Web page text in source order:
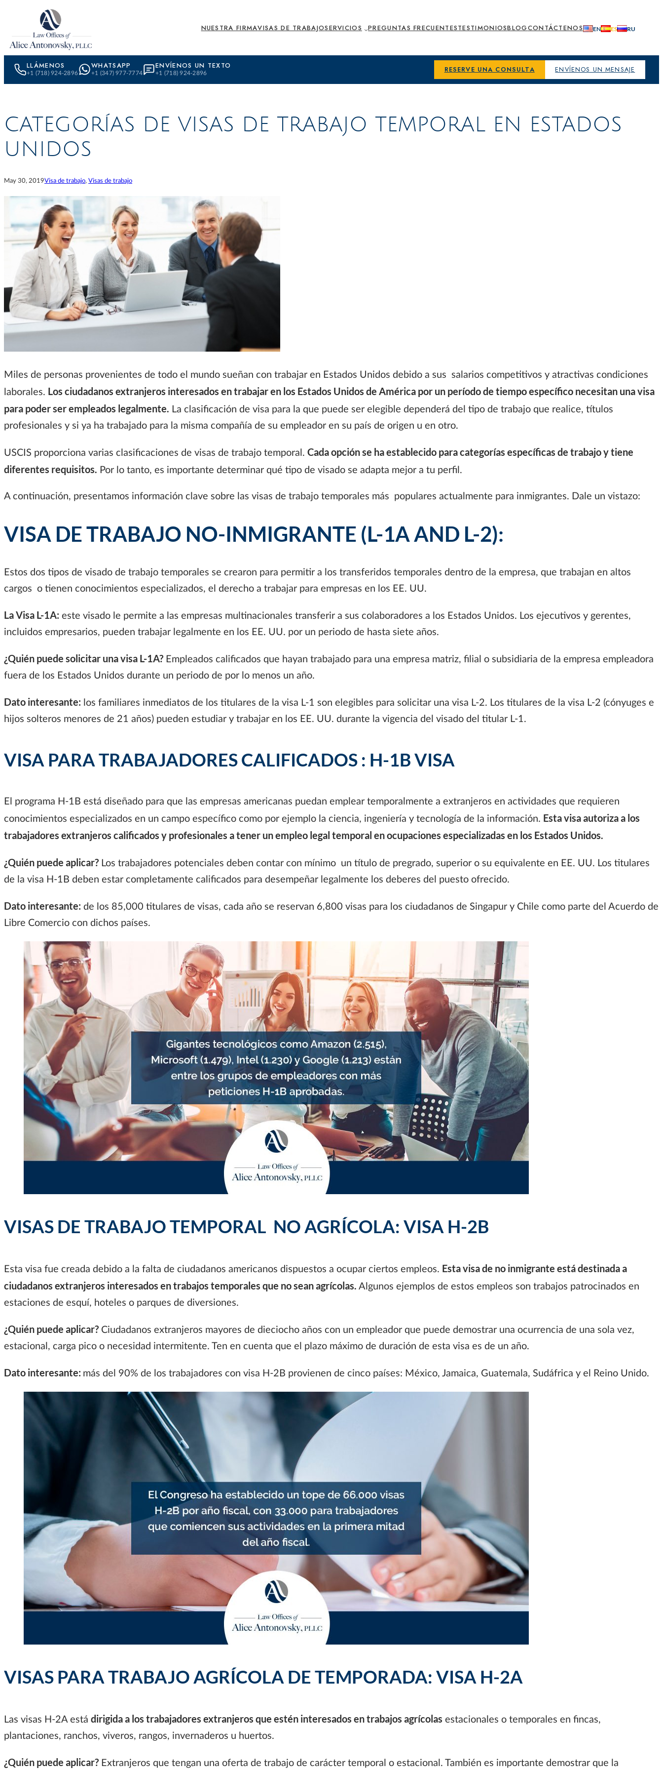
Skip to content
NUESTRA FIRMAVISAS DE TRABAJOSERVICIOS PREGUNTAS FRECUENTESTESTIMONIOSBLOGCONTÁCTENOS
LLÁMENOS
+1 (718) 924-2896
WHATSAPP
+1 (347) 977-7774
ENVÍENOS UN TEXTO
+1 (718) 924-2896 RESERVE UNA CONSULTA ENVÍENOS UN MENSAJE
CATEGORÍAS DE VISAS DE TRABAJO TEMPORAL EN ESTADOS
UNIDOS
May 30, 2019Visa de trabajo, Visas de trabajo
Miles de personas provenientes de todo el mundo sueñan con trabajar en Estados Unidos debido a sus salarios competitivos y atractivas condiciones
laborales. Los ciudadanos extranjeros interesados ​​en trabajar en los Estados Unidos de América por un período de tiempo específico necesitan una visa
para poder ser empleados legalmente. La clasificación de visa para la que puede ser elegible dependerá del tipo de trabajo que realice, títulos
profesionales y si ya ha trabajado para la misma compañía de su empleador en su país de origen u en otro.
USCIS proporciona varias clasificaciones de visas de trabajo temporal. Cada opción se ha establecido para categorías específicas de trabajo y tiene
diferentes requisitos. Por lo tanto, es importante determinar qué tipo de visado se adapta mejor a tu perfil.
A continuación, presentamos información clave sobre las visas de trabajo temporales más populares actualmente para inmigrantes. Dale un vistazo:
VISA DE TRABAJO NO-INMIGRANTE (L-1A AND L-2):
Estos dos tipos de visado de trabajo temporales se crearon para permitir a los transferidos temporales dentro de la empresa, que trabajan en altos
cargos o tienen conocimientos especializados, el derecho a trabajar para empresas en los EE. UU.
La Visa L-1A: este visado le permite a las empresas multinacionales transferir a sus colaboradores a los Estados Unidos. Los ejecutivos y gerentes,
incluidos empresarios, pueden trabajar legalmente en los EE. UU. por un periodo de hasta siete años.
¿Quién puede solicitar una visa L-1A? Empleados calificados que hayan trabajado para una empresa matriz, filial o subsidiaria de la empresa empleadora
fuera de los Estados Unidos durante un periodo de por lo menos un año.
Dato interesante: los familiares inmediatos de los titulares de la visa L-1 son elegibles para solicitar una visa L-2. Los titulares de la visa L-2 (cónyuges e
hijos solteros menores de 21 años) pueden estudiar y trabajar en los EE. UU. durante la vigencia del visado del titular L-1.
VISA PARA TRABAJADORES CALIFICADOS : H-1B VISA
El programa H-1B está diseñado para que las empresas americanas puedan emplear temporalmente a extranjeros en actividades que requieren
conocimientos especializados en un campo específico como por ejemplo la ciencia, ingeniería y tecnología de la información. Esta visa autoriza a los
trabajadores extranjeros calificados y profesionales a tener un empleo legal temporal en ocupaciones especializadas en los Estados Unidos.
¿Quién puede aplicar? Los trabajadores potenciales deben contar con mínimo un título de pregrado, superior o su equivalente en EE. UU. Los titulares
de la visa H-1B deben estar completamente calificados para desempeñar legalmente los deberes del puesto ofrecido.
Dato interesante: de los 85,000 titulares de visas, cada año se reservan 6,800 visas para los ciudadanos de Singapur y Chile como parte del Acuerdo de
Libre Comercio con dichos países.
VISAS DE TRABAJO TEMPORAL NO AGRÍCOLA: VISA H-2B
Esta visa fue creada debido a la falta de ciudadanos americanos dispuestos a ocupar ciertos empleos. Esta visa de no inmigrante está destinada a
ciudadanos extranjeros interesados ​​en trabajos temporales que no sean agrícolas. Algunos ejemplos de estos empleos son trabajos patrocinados en
estaciones de esquí, hoteles o parques de diversiones.
¿Quién puede aplicar? Ciudadanos extranjeros mayores de dieciocho años con un empleador que puede demostrar una ocurrencia de una sola vez,
estacional, carga pico o necesidad intermitente. Ten en cuenta que el plazo máximo de duración de esta visa es de un año.
Dato interesante: más del 90% de los trabajadores con visa H-2B provienen de cinco países: México, Jamaica, Guatemala, Sudáfrica y el Reino Unido.
VISAS PARA TRABAJO AGRÍCOLA DE TEMPORADA: VISA H-2A
Las visas H-2A está dirigida a los trabajadores extranjeros que estén interesados ​​en trabajos agrícolas estacionales o temporales en fincas,
plantaciones, ranchos, viveros, rangos, invernaderos u huertos.
¿Quién puede aplicar? Extranjeros que tengan una oferta de trabajo de carácter temporal o estacional. También es importante demostrar que la